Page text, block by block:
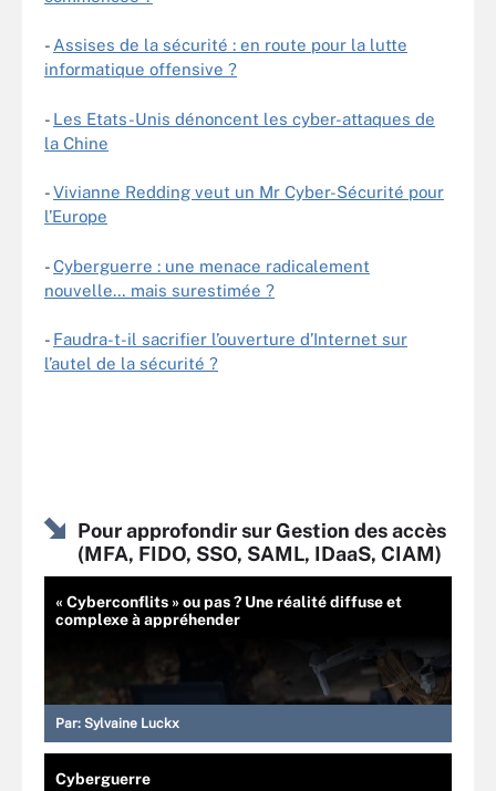
- Assises de la sécurité : en route pour la lutte
informatique offensive ?
- Les Etats-Unis dénoncent les cyber-attaques de
la Chine
-Vivianne Redding veut un Mr Cyber-Sécurité pour
l’Europe
-Cyberguerre : une menace radicalement
nouvelle… mais surestimée ?
- Faudra-t-il sacrifier l’ouverture d’Internet sur
l’autel de la sécurité ?
Pour approfondir sur Gestion des accès
(MFA, FIDO, SSO, SAML, IDaaS, CIAM)
« Cyberconflits » ou pas ? Une réalité diffuse et
complexe à appréhender
Par: Sylvaine Luckx
Cyberguerre